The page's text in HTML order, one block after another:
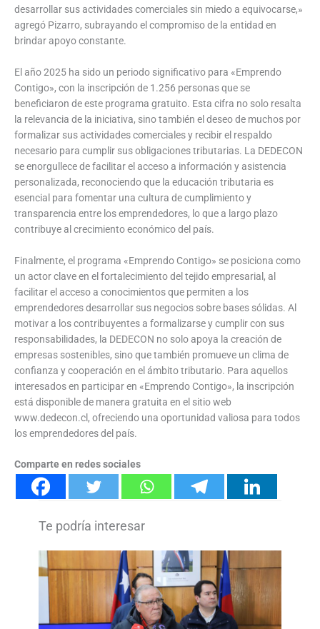
desarrollar sus actividades comerciales sin miedo a equivocarse,»
agregó Pizarro, subrayando el compromiso de la entidad en
brindar apoyo constante.
El año 2025 ha sido un periodo significativo para «Emprendo
Contigo», con la inscripción de 1.256 personas que se
beneficiaron de este programa gratuito. Esta cifra no solo resalta
la relevancia de la iniciativa, sino también el deseo de muchos por
formalizar sus actividades comerciales y recibir el respaldo
necesario para cumplir sus obligaciones tributarias. La DEDECON
se enorgullece de facilitar el acceso a información y asistencia
personalizada, reconociendo que la educación tributaria es
esencial para fomentar una cultura de cumplimiento y
transparencia entre los emprendedores, lo que a largo plazo
contribuye al crecimiento económico del país.
Finalmente, el programa «Emprendo Contigo» se posiciona como
un actor clave en el fortalecimiento del tejido empresarial, al
facilitar el acceso a conocimientos que permiten a los
emprendedores desarrollar sus negocios sobre bases sólidas. Al
motivar a los contribuyentes a formalizarse y cumplir con sus
responsabilidades, la DEDECON no solo apoya la creación de
empresas sostenibles, sino que también promueve un clima de
confianza y cooperación en el ámbito tributario. Para aquellos
interesados en participar en «Emprendo Contigo», la inscripción
está disponible de manera gratuita en el sitio web
www.dedecon.cl, ofreciendo una oportunidad valiosa para todos
los emprendedores del país.
Comparte en redes sociales